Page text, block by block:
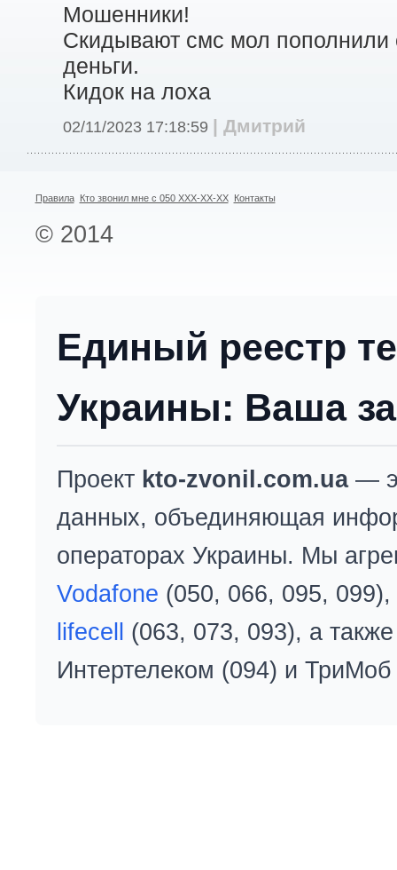
Мошенники!
Скидывают смс мол пополнили
деньги.
Кидок на лоха
02/11/2023 17:18:59 | Дмитрий
Правила Кто звонил мне с 050 XXX-XX-XX Контакты
© 2014
Единый реестр
Украины: Ваша
Проект kto-zvonil.com.ua—
данных, объединяющая
операторах Украины. Мы
Vodafone (050, 066, 095, 099),
lifecell
(063, 073, 093), а
Интертелеком (094) и ТриМоб